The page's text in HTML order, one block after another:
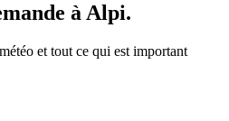
à Alpi.
et tout ce qui est important